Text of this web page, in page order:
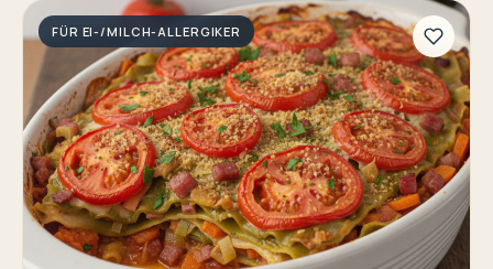
FÜR EI-/MILCH-ALLERGIKER